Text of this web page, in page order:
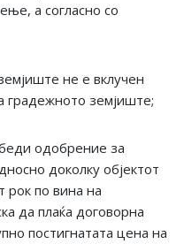
а согласно со
не е вклучен
градежното земјиште;
одобрение за
доколку објектот
рок по вина на
да плаќа договорна
постигнатата цена на